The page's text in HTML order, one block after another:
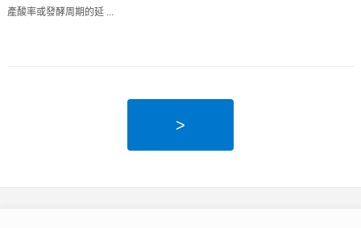
產酸率或發酵周期的延 ...
>